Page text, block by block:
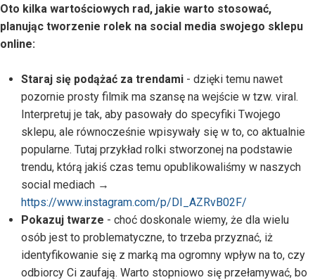
Oto kilka wartościowych rad, jakie warto stosować,
planując tworzenie rolek na social media swojego sklepu
online:
Staraj się podążać za trendami - dzięki temu nawet
pozornie prosty filmik ma szansę na wejście w tzw. viral.
Interpretuj je tak, aby pasowały do specyfiki Twojego
sklepu, ale równocześnie wpisywały się w to, co aktualnie
popularne. Tutaj przykład rolki stworzonej na podstawie
trendu, którą jakiś czas temu opublikowaliśmy w naszych
social mediach →
https://www.instagram.com/p/DI_AZRvB02F/
Pokazuj twarze - choć doskonale wiemy, że dla wielu
osób jest to problematyczne, to trzeba przyznać, iż
identyfikowanie się z marką ma ogromny wpływ na to, czy
odbiorcy Ci zaufają. Warto stopniowo się przełamywać, bo